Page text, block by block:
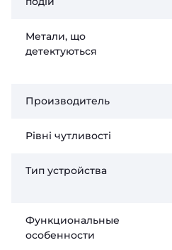
Метали, що
детектуються
Производитель
Рівні чутливості
Тип устройства
Функциональные
особенности